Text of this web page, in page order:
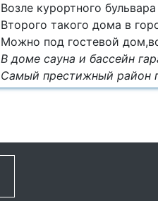
Возле курортного
Второго такого дома в
Можно под гостевой
В доме сауна и бассейн
Самый престижный район